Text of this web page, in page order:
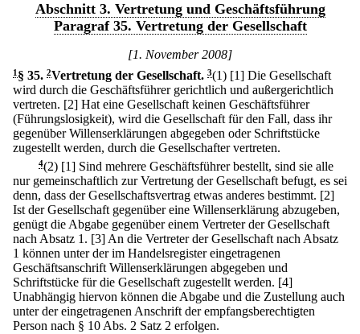
Abschnitt 3. Vertretung und Geschäftsführung
Paragraf 35. Vertretung der Gesellschaft
[1. November 2008]
1 § 35. 2Vertretung der Gesellschaft. 3(1) [1] Die Gesellschaft
wird durch die Geschäftsführer gerichtlich und außergerichtlich
vertreten. [2] Hat eine Gesellschaft keinen Geschäftsführer
(Führungslosigkeit), wird die Gesellschaft für den Fall, dass ihr
gegenüber Willenserklärungen abgegeben oder Schriftstücke
zugestellt werden, durch die Gesellschafter vertreten.
4(2) [1] Sind mehrere Geschäftsführer bestellt, sind sie alle
nur gemeinschaftlich zur Vertretung der Gesellschaft befugt, es sei
denn, dass der Gesellschaftsvertrag etwas anderes bestimmt. [2]
Ist der Gesellschaft gegenüber eine Willenserklärung abzugeben,
genügt die Abgabe gegenüber einem Vertreter der Gesellschaft
nach Absatz 1. [3] An die Vertreter der Gesellschaft nach Absatz
1 können unter der im Handelsregister eingetragenen
Geschäftsanschrift Willenserklärungen abgegeben und
Schriftstücke für die Gesellschaft zugestellt werden. [4]
Unabhängig hiervon können die Abgabe und die Zustellung auch
unter der eingetragenen Anschrift der empfangsberechtigten
Person nach § 10 Abs. 2 Satz 2 erfolgen.